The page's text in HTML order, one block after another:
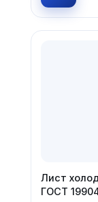
Лист
ГОСТ